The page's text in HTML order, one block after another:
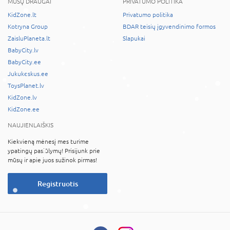
KidZone.lt
Kotryna Group
ZaisluPlaneta.lt
BabyCity.lv
BabyCity.ee
Jukukeskus.ee
ToysPlanet.lv
KidZone.lv
KidZone.ee
Privatumo politika
BDAR teisių įgyvendinimo formos
Slapukai
NAUJIENLAIŠKIS
Kiekvieną mėnesį mes turime
ypatingų pasiūlymų! Prisijunk prie
mūsų ir apie juos sužinok pirmas!
Registruotis